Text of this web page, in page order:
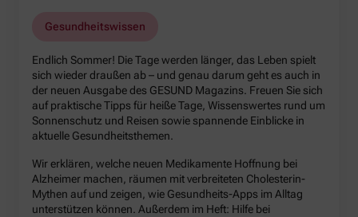
Gesundheitswissen
Endlich Sommer! Die Tage werden länger, das Leben spielt
sich wieder draußen ab – und genau darum geht es auch in
der neuen Ausgabe des GESUND Magazins. Freuen Sie sich
auf praktische Tipps für heiße Tage, Wissenswertes rund um
Sonnenschutz und Reisen sowie spannende Einblicke in
aktuelle Gesundheitsthemen.
Wir erklären, welche neuen Medikamente Hoffnung bei
Alzheimer machen, räumen mit verbreiteten Cholesterin-
Mythen auf und zeigen, wie Gesundheits-Apps im Alltag
unterstützen können. Außerdem im Heft: Hilfe bei